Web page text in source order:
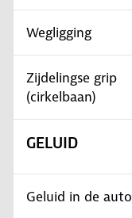
Wegligging
Zijdelingse grip
(cirkelbaan)
GELUID
Geluid in de auto